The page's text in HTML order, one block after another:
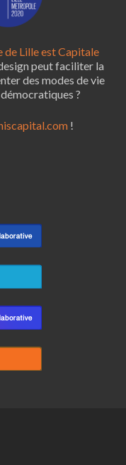
de Lille est Capitale
peut faciliter la
des modes de vie
?
!